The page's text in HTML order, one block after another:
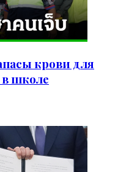
крови для
в школе